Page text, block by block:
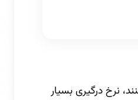
نرخ درگیری بسیار